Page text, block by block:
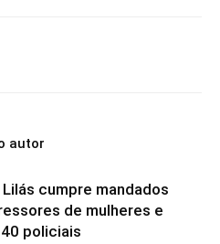
autor
cumpre mandados
de mulheres e
policiais